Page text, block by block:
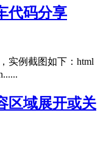
代码分享
实例截图如下：html
区域展开或关